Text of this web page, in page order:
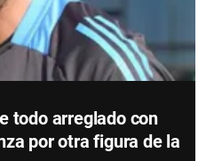
todo arreglado con
por otra figura de la